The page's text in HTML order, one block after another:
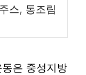
스, 통조림
은 중성지방